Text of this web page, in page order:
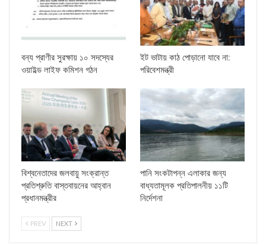
বন্য প্রাণীর সুরক্ষায় ১০ সদস্যের
ওয়াইল্ড লাইফ কমিশন গঠন
ইট ভাটায় কাঠ পোড়ানো যাবে না:
পরিবেশমন্ত্রী
বিশ্বনেতাদের জলবায়ু সংক্রান্ত
প্রতিশ্রুতি বাস্তবায়নের আহ্বান
প্রধানমন্ত্রীর
পানি সংকটাপন্ন এলাকার জন্য
বাধ্যতামূলক প্রতিপালনীয় ১১টি
নির্দেশনা
PREV NEXT